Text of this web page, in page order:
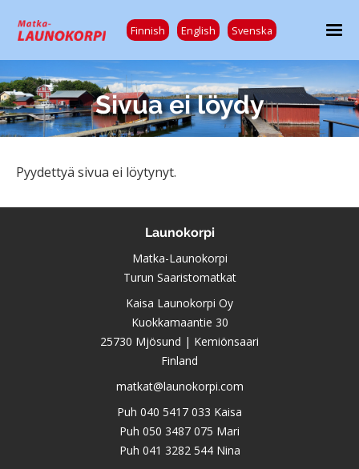
Finnish English Svenska
Sivua ei löydy
Pyydettyä sivua ei löytynyt.
Launokorpi
Matka-Launokorpi
Turun Saaristomatkat
Kaisa Launokorpi Oy
Kuokkamaantie 30
25730 Mjösund | Kemiönsaari
Finland
matkat@launokorpi.com
Puh 040 5417 033 Kaisa
Puh 050 3487 075 Mari
Puh 041 3282 544Nina